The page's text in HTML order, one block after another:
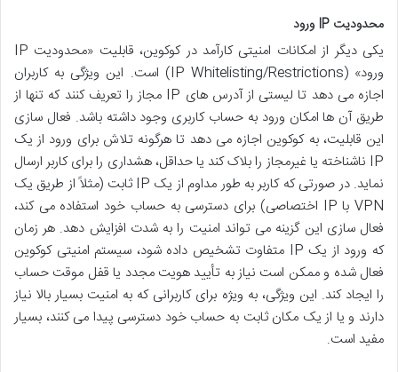
محدودیت IP ورود
یکی دیگر از امکانات امنیتی کارآمد در کوکوین، قابلیت «محدودیت IP
ورود» (IP Whitelisting/Restrictions) است. این ویژگی به کاربران
اجازه می دهد تا لیستی از آدرس های IP مجاز را تعریف کنند که تنها از
طریق آن ها امکان ورود به حساب کاربری وجود داشته باشد. فعال سازی
این قابلیت، به کوکوین اجازه می دهد تا هرگونه تلاش برای ورود از یک
IP ناشناخته یا غیرمجاز را بلاک کند یا حداقل، هشداری را برای کاربر ارسال
نماید. در صورتی که کاربر به طور مداوم از یک IP ثابت (مثلاً از طریق یک
VPN با IP اختصاصی) برای دسترسی به حساب خود استفاده می کند،
فعال سازی این گزینه می تواند امنیت را به شدت افزایش دهد. هر زمان
که ورود از یک IP متفاوت تشخیص داده شود، سیستم امنیتی کوکوین
فعال شده و ممکن است نیاز به تأیید هویت مجدد یا قفل موقت حساب
را ایجاد کند. این ویژگی، به ویژه برای کاربرانی که به امنیت بسیار بالا نیاز
دارند و یا از یک مکان ثابت به حساب خود دسترسی پیدا می کنند، بسیار
مفید است.